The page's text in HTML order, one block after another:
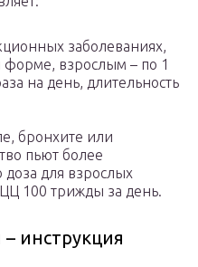
заболеваниях,
взрослым – по 1
на день, длительность
бронхите или
пьют более
доза для взрослых
100 трижды за день.
инструкция